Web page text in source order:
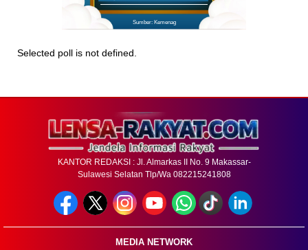
Sumber: Kemenag
Selected poll is not defined.
KANTOR REDAKSI : Jl. Almarkas II No. 9 Makassar-
Sulawesi Selatan Tlp/Wa 082215241808
MEDIA NETWORK